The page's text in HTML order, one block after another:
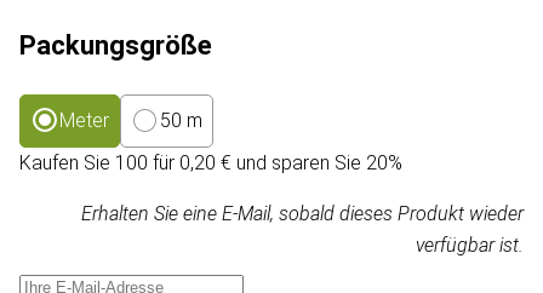
Packungsgröße
Meter
50 m
Kaufen Sie 100 für 0,20 € und sparen Sie 20%
Erhalten Sie eine E-Mail, sobald dieses Produkt wieder
verfügbar ist.